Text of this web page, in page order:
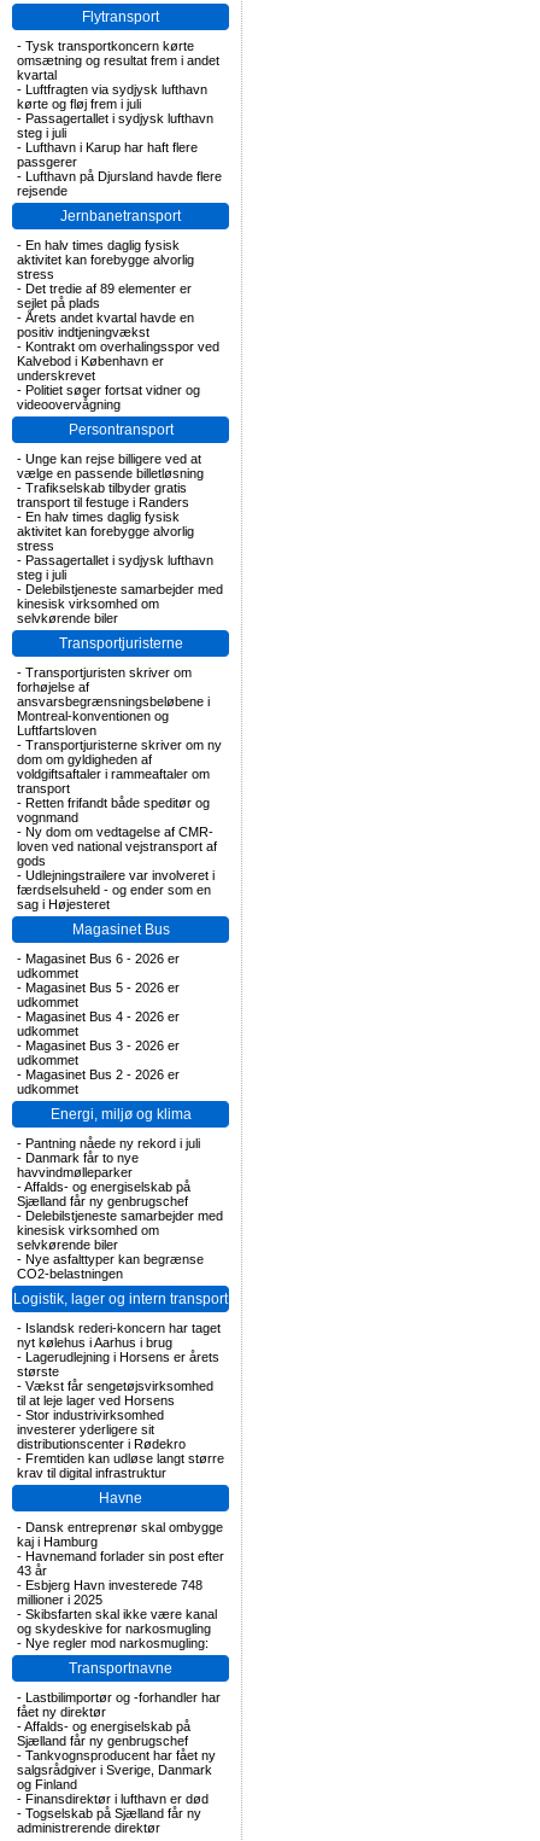
Flytransport
- Tysk transportkoncern kørte
omsætning og resultat frem i andet
kvartal
- Luftfragten via sydjysk lufthavn
kørte og fløj frem i juli
- Passagertallet i sydjysk lufthavn
steg i juli
- Lufthavn i Karup har haft flere
passgerer
- Lufthavn på Djursland havde flere
rejsende
Jernbanetransport
- En halv times daglig fysisk
aktivitet kan forebygge alvorlig
stress
- Det tredie af 89 elementer er
sejlet på plads
- Årets andet kvartal havde en
positiv indtjeningvækst
- Kontrakt om overhalingsspor ved
Kalvebod i København er
underskrevet
- Politiet søger fortsat vidner og
videoovervågning
Persontransport
- Unge kan rejse billigere ved at
vælge en passende billetløsning
- Trafikselskab tilbyder gratis
transport til festuge i Randers
- En halv times daglig fysisk
aktivitet kan forebygge alvorlig
stress
- Passagertallet i sydjysk lufthavn
steg i juli
- Delebilstjeneste samarbejder med
kinesisk virksomhed om
selvkørende biler
Transportjuristerne
- Transportjuristen skriver om
forhøjelse af
ansvarsbegrænsningsbeløbene i
Montreal-konventionen og
Luftfartsloven
- Transportjuristerne skriver om ny
dom om gyldigheden af
voldgiftsaftaler i rammeaftaler om
transport
- Retten frifandt både speditør og
vognmand
- Ny dom om vedtagelse af CMR-
loven ved national vejstransport af
gods
- Udlejningstrailere var involveret i
færdselsuheld - og ender som en
sag i Højesteret
Magasinet Bus
- Magasinet Bus 6 - 2026 er
udkommet
- Magasinet Bus 5 - 2026 er
udkommet
- Magasinet Bus 4 - 2026 er
udkommet
- Magasinet Bus 3 - 2026 er
udkommet
- Magasinet Bus 2 - 2026 er
udkommet
Energi, miljø og klima
- Pantning nåede ny rekord i juli
- Danmark får to nye
havvindmølleparker
-Affalds- og energiselskab på
Sjælland får ny genbrugschef
- Delebilstjeneste samarbejder med
kinesisk virksomhed om
selvkørende biler
- Nye asfalttyper kan begrænse
CO2-belastningen
Logistik, lager og intern transport
- Islandsk rederi-koncern har taget
nyt kølehus i Aarhus i brug
- Lagerudlejning i Horsens er årets
største
- Vækst får sengetøjsvirksomhed
til at leje lager ved Horsens
- Stor industrivirksomhed
investerer yderligere sit
distributionscenter i Rødekro
- Fremtiden kan udløse langt større
krav til digital infrastruktur
Havne
- Dansk entreprenør skal ombygge
kaj i Hamburg
- Havnemand forlader sin post efter
43 år
- Esbjerg Havn investerede 748
millioner i 2025
- Skibsfarten skal ikke være kanal
og skydeskive for narkosmugling
- Nye regler mod narkosmugling:
Transportnavne
- Lastbilimportør og -forhandler har
fået ny direktør
-Affalds- og energiselskab på
Sjælland får ny genbrugschef
- Tankvognsproducent har fået ny
salgsrådgiver i Sverige, Danmark
og Finland
- Finansdirektør i lufthavn er død
- Togselskab på Sjælland får ny
administrerende direktør